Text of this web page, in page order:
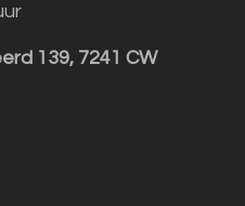
139, 7241 CW